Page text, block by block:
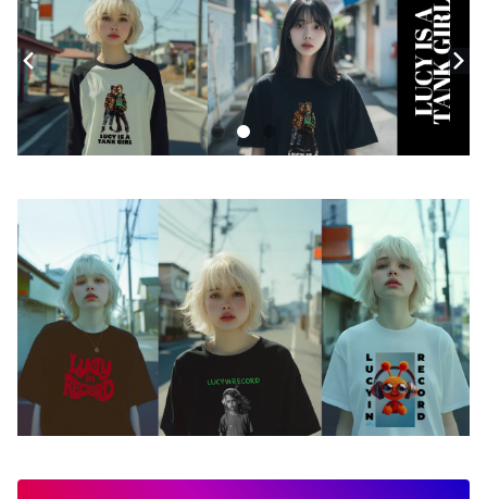
モバイルケース
Androidケース
iPhoneケース
スマホリング
ステッカー
アクセサリー
バッグ
アートワーク
フォトカード
ライフスタイル